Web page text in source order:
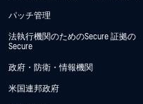
パッチ管理
法執行機関のためのSecure 証拠の
Secure
政府・防衛・情報機関
米国連邦政府